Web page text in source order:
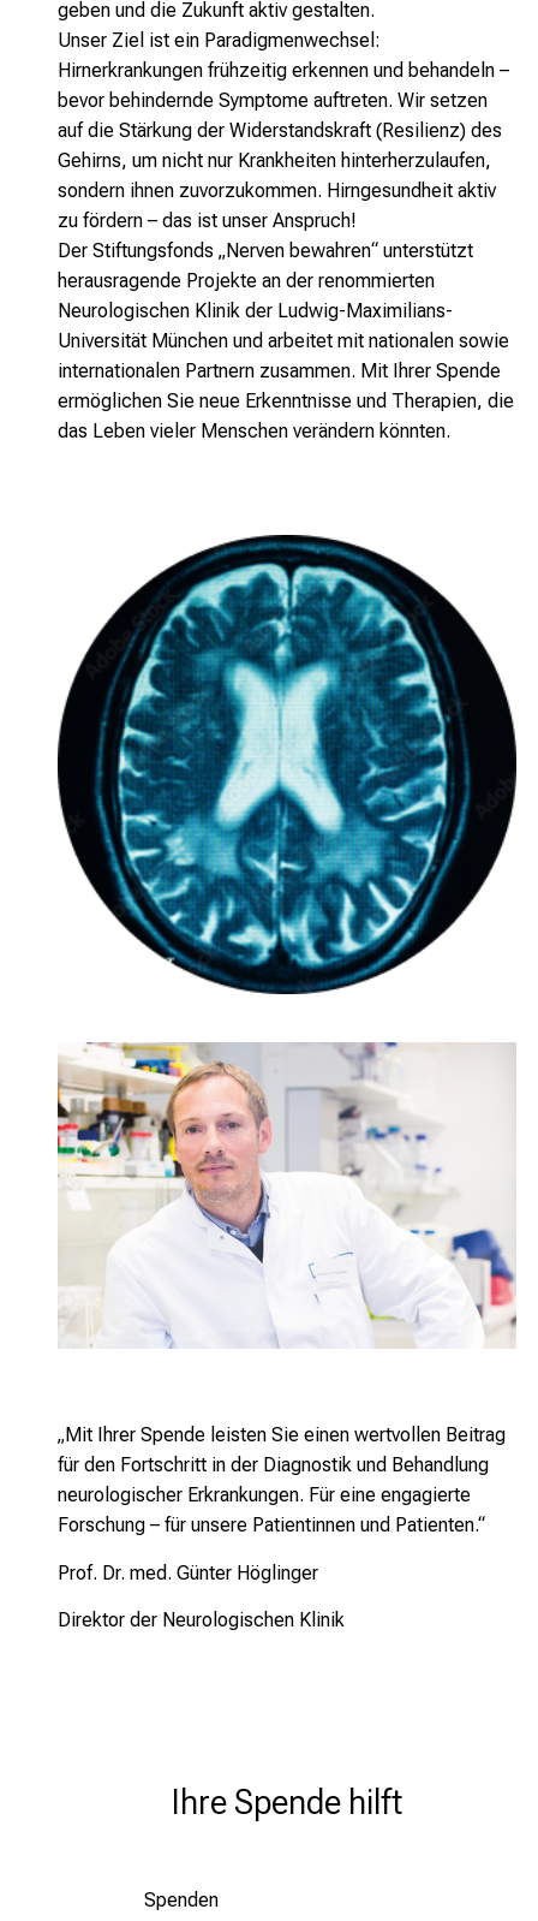
geben und die Zukunft aktiv gestalten.
Unser Ziel ist ein Paradigmenwechsel:
Hirnerkrankungen frühzeitig erkennen und behandeln –
bevor behindernde Symptome auftreten. Wir setzen
auf die Stärkung der Widerstandskraft (Resilienz) des
Gehirns, um nicht nur Krankheiten hinterherzulaufen,
sondern ihnen zuvorzukommen. Hirngesundheit aktiv
zu fördern – das ist unser Anspruch!
Der Stiftungsfonds „Nerven bewahren“ unterstützt
herausragende Projekte an der renommierten
Neurologischen Klinik der Ludwig-Maximilians-
Universität München und arbeitet mit nationalen sowie
internationalen Partnern zusammen. Mit Ihrer Spende
ermöglichen Sie neue Erkenntnisse und Therapien, die
das Leben vieler Menschen verändern könnten.
„Mit Ihrer Spende leisten Sie einen wertvollen Beitrag
für den Fortschritt in der Diagnostik und Behandlung
neurologischer Erkrankungen. Für eine engagierte
Forschung – für unsere Patientinnen und Patienten.“
Prof. Dr. med. Günter Höglinger
Direktor der Neurologischen Klinik
Ihre Spende hilft
Spenden